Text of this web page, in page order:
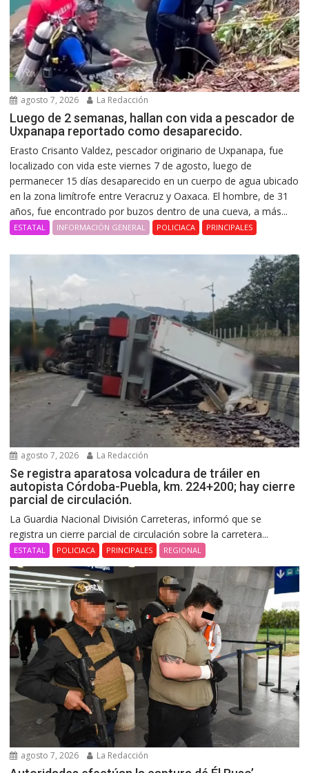
agosto 7, 2026 La Redacción
Luego de 2 semanas, hallan con vida a pescador de
Uxpanapa reportado como desaparecido.
Erasto Crisanto Valdez, pescador originario de Uxpanapa, fue
localizado con vida este viernes 7 de agosto, luego de
permanecer 15 días desaparecido en un cuerpo de agua ubicado
en la zona limítrofe entre Veracruz y Oaxaca. El hombre, de 31
años, fue encontrado por buzos dentro de una cueva, a más...
ESTATAL INFORMACIÓN GENERAL POLICIACA PRINCIPALES
agosto 7, 2026 La Redacción
Se registra aparatosa volcadura de tráiler en
autopista Córdoba-Puebla, km. 224+200; hay cierre
parcial de circulación.
La Guardia Nacional División Carreteras, informó que se
registra un cierre parcial de circulación sobre la carretera...
ESTATAL POLICIACA PRINCIPALES REGIONAL
agosto 7, 2026 La Redacción